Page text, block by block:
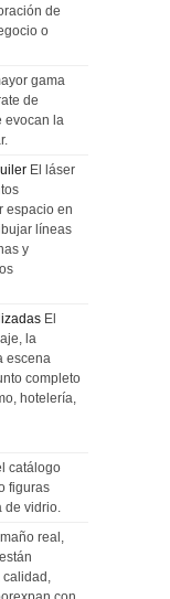
de
o
gama
de
evocan la
El láser
espacio en
líneas
y
El
la
escena
completo
hotelería,
catálogo
figuras
de vidrio.
real,
calidad,